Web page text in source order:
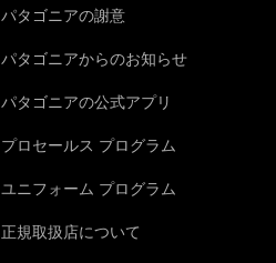
パタゴニアの謝意
パタゴニアからのお知らせ
パタゴニアの公式アプリ
プロセールス プログラム
ユニフォーム プログラム
正規取扱店について